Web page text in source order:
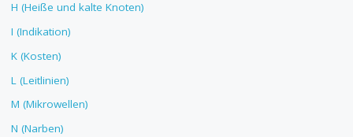
H (Heiße und kalte Knoten)
I (Indikation)
K (Kosten)
L (Leitlinien)
M (Mikrowellen)
N (Narben)